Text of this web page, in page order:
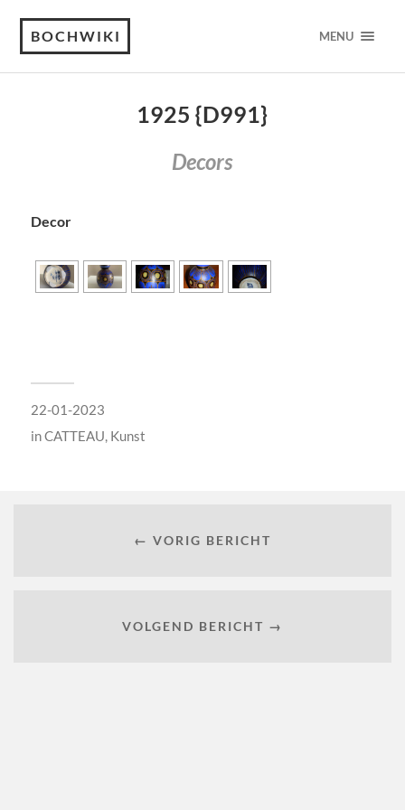
BOCHWIKI MENU
1925 {D991}
Decors
Decor
22-01-2023
inCATTEAU, Kunst
← VORIG BERICHT
VOLGEND BERICHT →